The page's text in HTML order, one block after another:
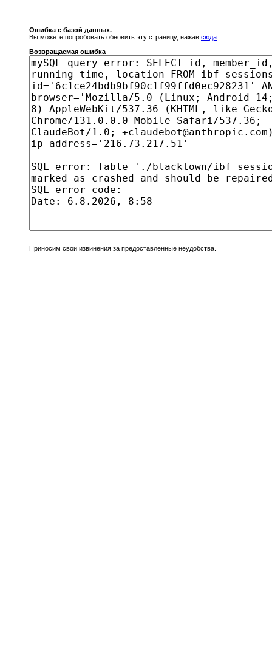
Ошибка с базой данных.
Вы можете попробовать обновить эту страницу, нажав сюда
Возвращаемая ошибка
Приносим свои извинения за предоставленные неудобства.